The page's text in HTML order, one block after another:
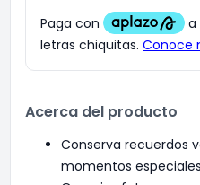
Acerca del producto
Conserva recuerdos
momentos especiales